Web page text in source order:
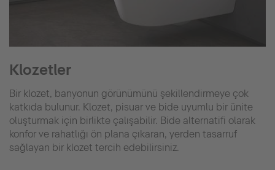
Klozetler
Bir klozet, banyonun görünümünü şekillendirmeye çok
katkıda bulunur. Klozet, pisuar ve bide uyumlu bir ünite
oluşturmak için birlikte çalışabilir. Bide alternatifi olarak
konfor ve rahatlığı ön plana çıkaran, yerden tasarruf
sağlayan bir klozet tercih edebilirsiniz.